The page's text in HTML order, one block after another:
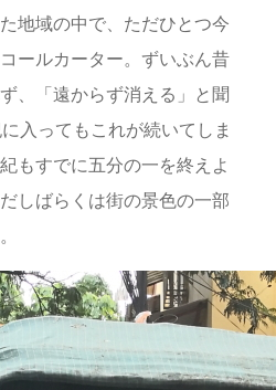
地域の中で、ただひとつ今
ールカーター。ずいぶん昔
、「遠からず消える」と聞
入ってもこれが続いてしま
もすでに五分の一を終えよ
しばらくは街の景色の一部